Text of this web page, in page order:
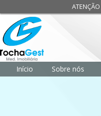
ATENÇÃO
Início Sobre nós